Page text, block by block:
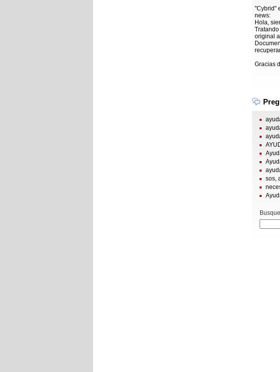
"Cybrid"
news:
Hola,
original
Gracias
sos,